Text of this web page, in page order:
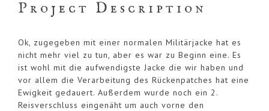
Project Description
Ok, zugegeben mit einer normalen Militärjacke hat es
nicht mehr viel zu tun, aber es war zu Beginn eine. Es
ist wohl mit die aufwendigste Jacke die wir haben und
vor allem die Verarbeitung des Rückenpatches hat eine
Ewigkeit gedauert. Außerdem wurde noch ein 2.
Reisverschluss eingenäht um auch vorne den